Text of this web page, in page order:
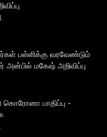
பள்ளிக்கு வரவேண்டும்
மகேஷ் அறிவிப்பு
கொரோனா பாதிப்பு -